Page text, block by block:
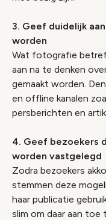
3. Geef duidelijk
worden
Wat fotografie
aan na te denken
gemaakt worden.
en offline kanalen
persberichten en
4. Geef bezoekers
worden vastgelegd
Zodra bezoekers
stemmen deze
haar publicatie
slim om daar aan